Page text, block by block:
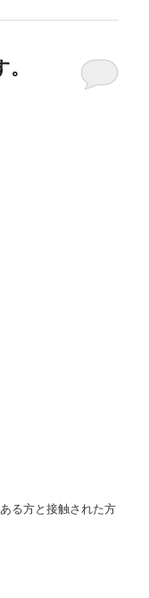
る方と接触された方